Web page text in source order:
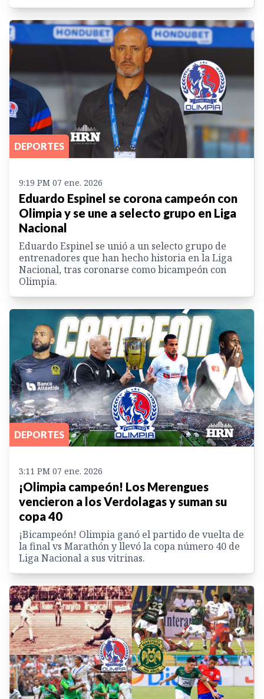
DEPORTES
9:19 PM 07 ene. 2026
Eduardo Espinel se corona campeón con
Olimpia y se une a selecto grupo en Liga
Nacional
Eduardo Espinel se unió a un selecto grupo de
entrenadores que han hecho historia en la Liga
Nacional, tras coronarse como bicampeón con
Olimpia.
DEPORTES
3:11 PM 07 ene. 2026
¡Olimpia campeón! Los Merengues
vencieron a los Verdolagas y suman su
copa 40
¡Bicampeón! Olimpia ganó el partido de vuelta de
la final vs Marathón y llevó la copa número 40 de
Liga Nacional a sus vitrinas.